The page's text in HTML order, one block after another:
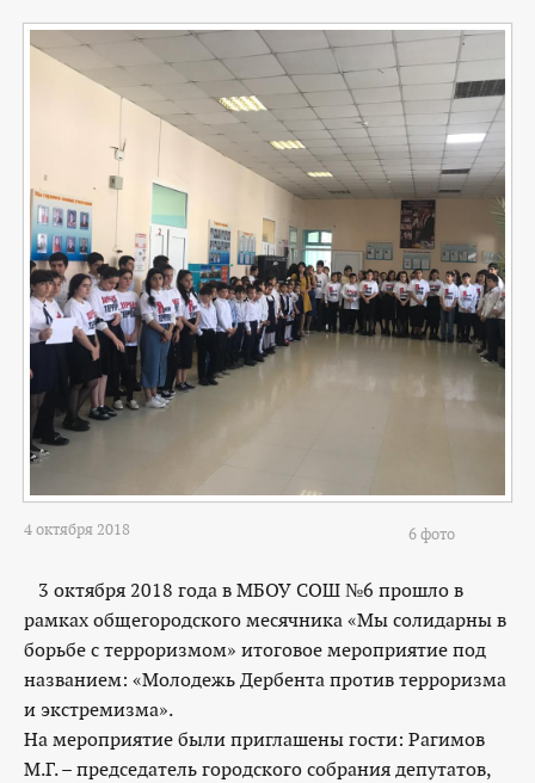
4 октября 2018 6 фото
3 октября 2018 года в МБОУ СОШ №6 прошло в
рамках общегородского месячника «Мы солидарны в
борьбе с терроризмом» итоговое мероприятие под
названием: «Молодежь Дербента против терроризма
и экстремизма».
На мероприятие были приглашены гости: Рагимов
М.Г. – председатель городского собрания депутатов,